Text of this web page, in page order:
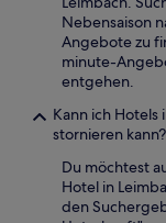
Nebensaison
Angebote zu
minute-
entgehen.
Kann ich Hotels
stornieren kann?
Du möchtest
Hotel in
den